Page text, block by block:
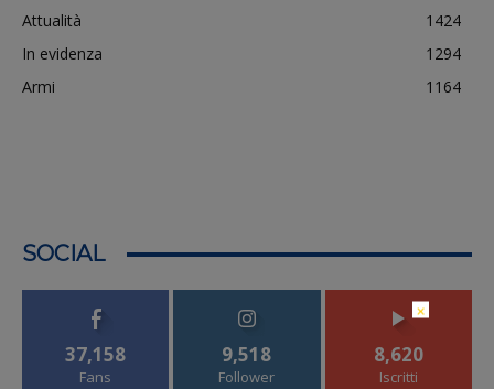
Attualità
1424
In evidenza
1294
Armi
1164
SOCIAL
37,158
Fans
9,518
Follower
8,620
Iscritti
×